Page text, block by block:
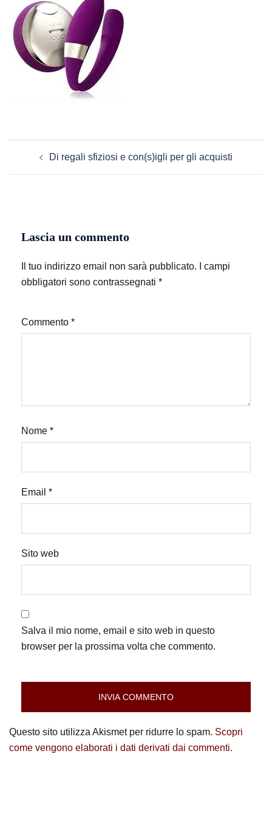
articoloDi regali sfiziosi e con(s)igli per gli acquisti
Lascia un commento
Il tuo indirizzo email non sarà pubblicato.
I campi
obbligatori sono contrassegnati *
Commento *
Nome *
Email *
Sito web
Salva il mio nome, email e sito web in questo
browser per la prossima volta che commento.
Questo sito utilizza Akismet per ridurre lo spam. Scopri
come vengono elaborati i dati derivati dai commenti.